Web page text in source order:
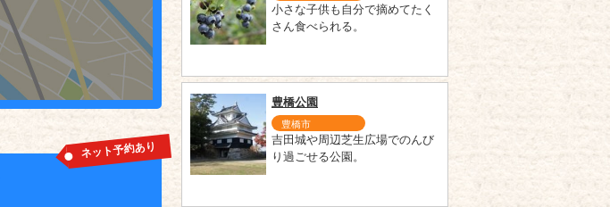
ネット予約あり
小さな子供も自分で摘めてたく
さん食べられる。
豊橋公園
豊橋市
吉田城や周辺芝生広場でのんび
り過ごせる公園。